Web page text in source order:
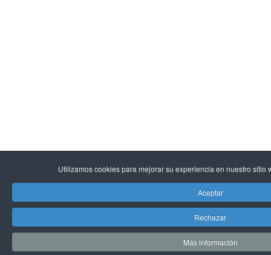
Utilizamos cookies para mejorar su experiencia en nuestro sitio
Aceptar
Rechazar
Más información